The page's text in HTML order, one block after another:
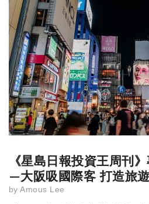
《星島日報投資王周刊
—大阪吸國際客 打造旅
by Amous Lee